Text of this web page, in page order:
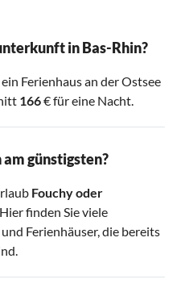
in Bas-Rhin?
Ferienhaus an der Ostsee
166€ für eine Nacht.
günstigsten?
Fouchyoder
finden Sie viele
Ferienhäuser, die bereits